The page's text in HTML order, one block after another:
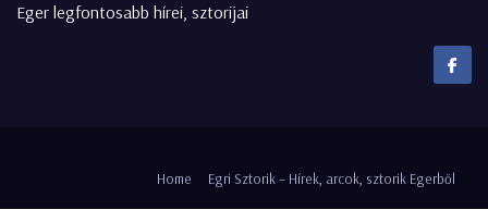
Eger legfontosabb hírei, sztorijai
Home Egri Sztorik – Hírek, arcok, sztorik Egerből